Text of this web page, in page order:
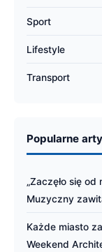
Sport
Lifestyle
Transport
Popularne
„Zaczęło się
Muzyczny
Każde miasto
Weekend